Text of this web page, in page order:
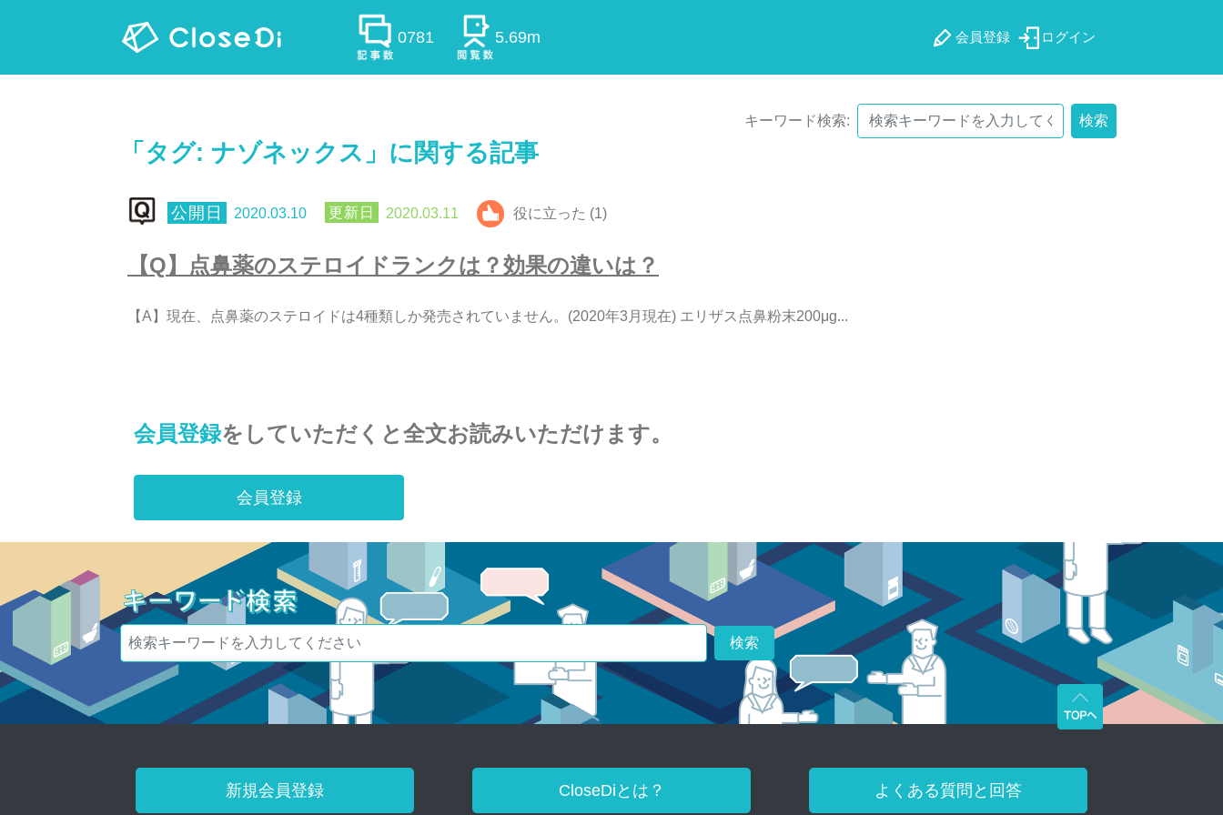
0781 5.69m 会員登録 ログイン
キーワード検索: 検索
「タグ: ナゾネックス 」に関する記事
2020.03.10 2020.03.11 役に立った (1)
【Q】 点鼻薬のステ ロイ ドラ ンクは ？効果の違いは ？
【A 】 現在 点鼻薬のス テ ロ イ ドは4種類しか発売さ れてい ま せん。 (2020年3 月 現在) エ リ ザス 点鼻粉末200μg...
会員登録をしていただくと全文お読みいただけます。
会員登録
検索
新規会員登録 CloseDiとは？ よくある質問と回答